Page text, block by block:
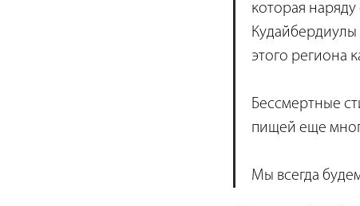
которая
Кудайбердиулы
этого региона
Бессмертные
пищей еще
Мы всегда